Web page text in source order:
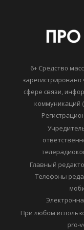
6+ Средство
сфере связи,
коммуникаций
Главный
Телефоны